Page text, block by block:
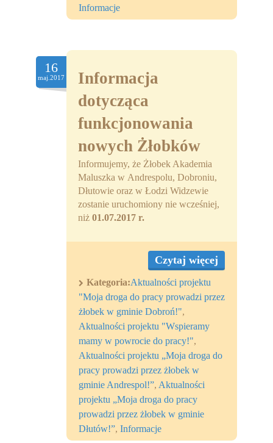
Informacje
16
maj.2017
Informacja
dotycząca
funkcjonowania
nowych Żłobków
Informujemy, że Żłobek Akademia
Maluszka w Andrespolu, Dobroniu,
Dłutowie oraz w Łodzi Widzewie
zostanie uruchomiony nie wcześniej,
niż 01.07.2017 r.
Czytaj więcej
Kategoria:Aktualności projektu
"Moja droga do pracy prowadzi przez
żłobek w gminie Dobroń!",
Aktualności projektu "Wspieramy
mamy w powrocie do pracy!",
Aktualności projektu „Moja droga do
pracy prowadzi przez żłobek w
gminie Andrespol!”, Aktualności
projektu „Moja droga do pracy
prowadzi przez żłobek w gminie
Dłutów!”, Informacje